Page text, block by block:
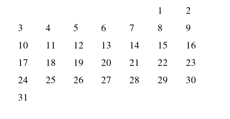
1
2
3
4 5 6 7 8
9
10
11 12 13 14 15
16
17
18 19 20 21 22
23
24
25 26 27 28 29
30
31